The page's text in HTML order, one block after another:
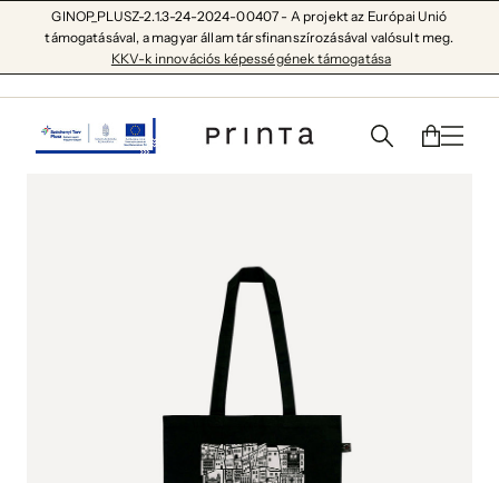
GINOP_PLUSZ-2.1.3-24-2024-00407 - A projekt az Európai Unió
támogatásával, a magyar állam társfinanszírozásával valósult meg.
KKV-k innovációs képességének támogatása